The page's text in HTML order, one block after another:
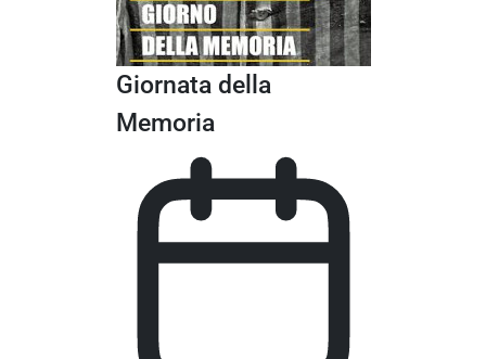
Giornata della
Memoria